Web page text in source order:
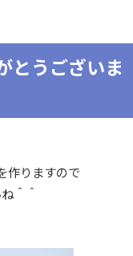
とうございま
作りますので
＾＾